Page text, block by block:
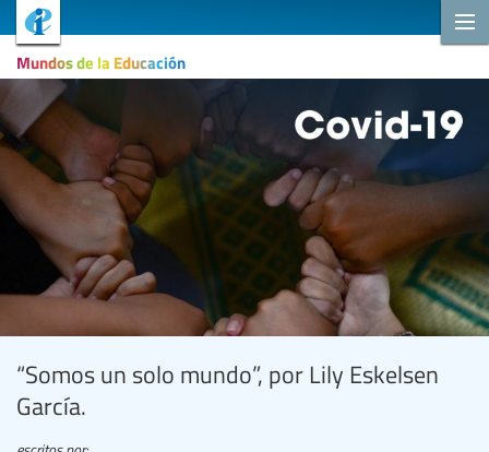
Mundos de la Educación
“Somos un solo mundo”, por Lily Eskelsen
García.